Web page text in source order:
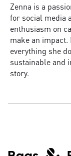
Zenna is a
for social media
enthusiasm on
make an
everything she
sustainable and
story.